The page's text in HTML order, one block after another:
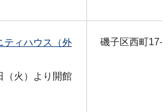
ティハウス（外
火）より開館
磯子区西町17-